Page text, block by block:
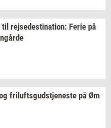
til rej­se­desti­na­tion: Ferie på
fril­ufts­gud­stje­ne­ste på Øm